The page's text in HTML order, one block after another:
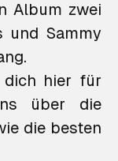
Album zwei
und Sammy
dich hier für
über die
die besten